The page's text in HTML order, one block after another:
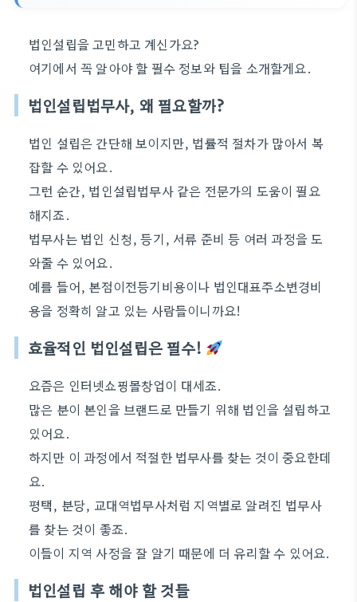
법인설립을 고민하고 계신가요?
여기에서 꼭 알아야 할 필수 정보와 팁을 소개할게요.
법인설립법무사, 왜 필요할까?
법인 설립은 간단해 보이지만, 법률적 절차가 많아서 복
잡할 수 있어요.
그런 순간, 법인설립법무사 같은 전문가의 도움이 필요
해지죠.
법무사는 법인 신청, 등기, 서류 준비 등 여러 과정을 도
와줄 수 있어요.
예를 들어, 본점이전등기비용이나 법인대표주소변경비
용을 정확히 알고 있는 사람들이니까요!
효율적인 법인설립은 필수!
요즘은 인터넷쇼핑몰창업이 대세죠.
많은 분이 본인을 브랜드로 만들기 위해 법인을 설립하고
있어요.
하지만 이 과정에서 적절한 법무사를 찾는 것이 중요한데
요.
평택, 분당, 교대역법무사처럼 지역별로 알려진 법무사
를 찾는 것이 좋죠.
이들이 지역 사정을 잘 알기 때문에 더 유리할 수 있어요.
법인설립 후 해야 할 것들